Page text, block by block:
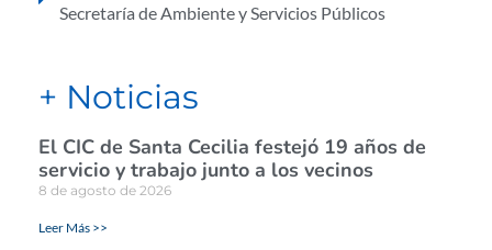
Secretaría de Ambiente y Servicios Públicos
+ Noticias
El CIC de Santa Cecilia festejó 19 años de
servicio y trabajo junto a los vecinos
8 de agosto de 2026
Leer Más >>